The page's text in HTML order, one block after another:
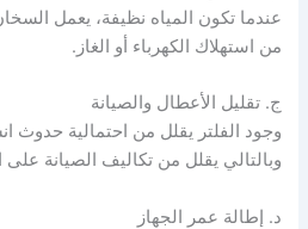
عندما تكون المياه نظيفة، يعمل
من استهلاك الكهرباء أو الغاز.
ج. تقليل الأعطال والصيانة
وجود الفلتر يقلل من احتمالية حدوث
وبالتالي يقلل من تكاليف الصيانة
د. إطالة عمر الجهاز